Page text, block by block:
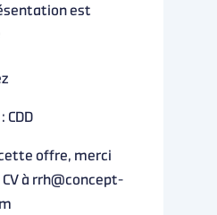
est
offre, merci
à rrh@concept-